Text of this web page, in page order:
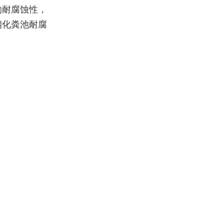
腐蚀性，
粪池耐腐